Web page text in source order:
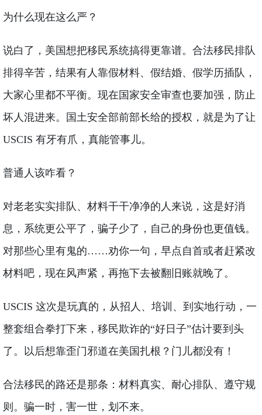
为什么现在这么严？
说白了，美国想把移民系统搞得更靠谱。合法移民排队
排得辛苦，结果有人靠假材料、假结婚、假学历插队，
大家心里都不平衡。现在国家安全审查也要加强，防止
坏人混进来。国土安全部前部长给的授权，就是为了让
USCIS 有牙有爪，真能管事儿。
普通人该咋看？
对老老实实排队、材料干干净净的人来说，这是好消
息，系统更公平了，骗子少了，自己的身份也更值钱。
对那些心里有鬼的……劝你一句，早点自首或者赶紧改
材料吧，现在风声紧，再拖下去被翻旧账就晚了。
USCIS 这次是玩真的，从招人、培训、到实地行动，一
整套组合拳打下来，移民欺诈的“好日子”估计要到头
了。以后想靠歪门邪道在美国扎根？门儿都没有！
合法移民的路还是那条：材料真实、耐心排队、遵守规
则。骗一时，害一世，划不来。